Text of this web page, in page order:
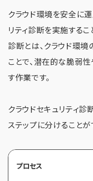
クラウド環境を安全に
リティ診断を実施するこ
診断とは、クラウド環
ことで、潜在的な脆弱
す作業です。
クラウドセキュリティ診
ステップに分けることが
プロセス